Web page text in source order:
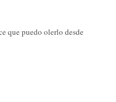
que puedo olerlo desde